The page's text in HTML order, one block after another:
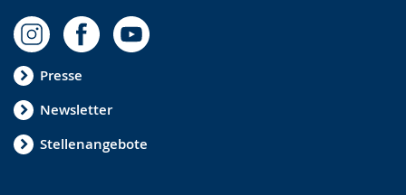
Presse
Newsletter
Stellenangebote